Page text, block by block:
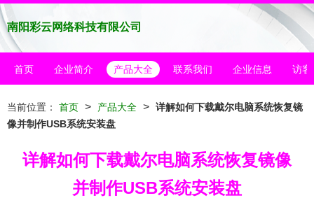
南阳彩云网络科技有限公司
首页 企业简介 产品大全 联系我们 企业信息 访客
当前位置： 首页 > 产品大全 > 详解如何下载戴尔电脑系统恢复镜
像并制作USB系统安装盘
详解如何下载戴尔电脑系统恢复镜像
并制作USB系统安装盘